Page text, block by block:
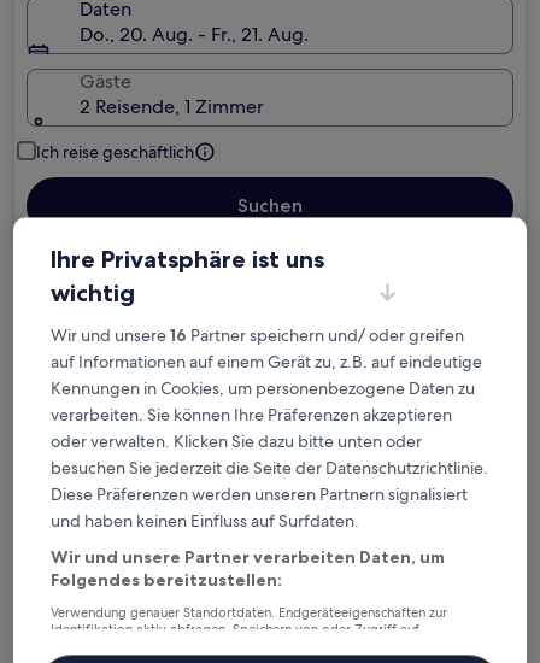
Daten
Do., 20. Aug. - Fr., 21. Aug.
Gäste
2 Reisende, 1 Zimmer
Ich reise geschäftlich
Suchen
Kostenlose Stornierung bei
Planänderungen
Verdiene Prämien für jede
wahrgenommene Übernachtung
Mehr sparen mit Preisen für Mitglieder
Überprüfe die Preise für diese Daten
Heute
6. Aug. - 7. Aug.
Morgen
7. Aug. - 8. Aug.
Ihre Privatsphäre ist uns
wichtig
Wir und unsere16 Partner speichern und/ oder greifen
auf Informationen auf einem Gerät zu, z.B. auf eindeutige
Kennungen in Cookies, um personenbezogene Daten zu
verarbeiten. Sie können Ihre Präferenzen akzeptieren
oder verwalten. Klicken Sie dazu bitte unten oder
besuchen Sie jederzeit die Seite der Datenschutzrichtlinie.
Diese Präferenzen werden unseren Partnern signalisiert
und haben keinen Einfluss auf Surfdaten.
Wir und unsere Partner verarbeiten Daten, um
Folgendes bereitzustellen:
Verwendung genauer Standortdaten. Endgeräteeigenschaften zur
Identifikation aktiv abfragen. Speichern von oder Zugriff auf